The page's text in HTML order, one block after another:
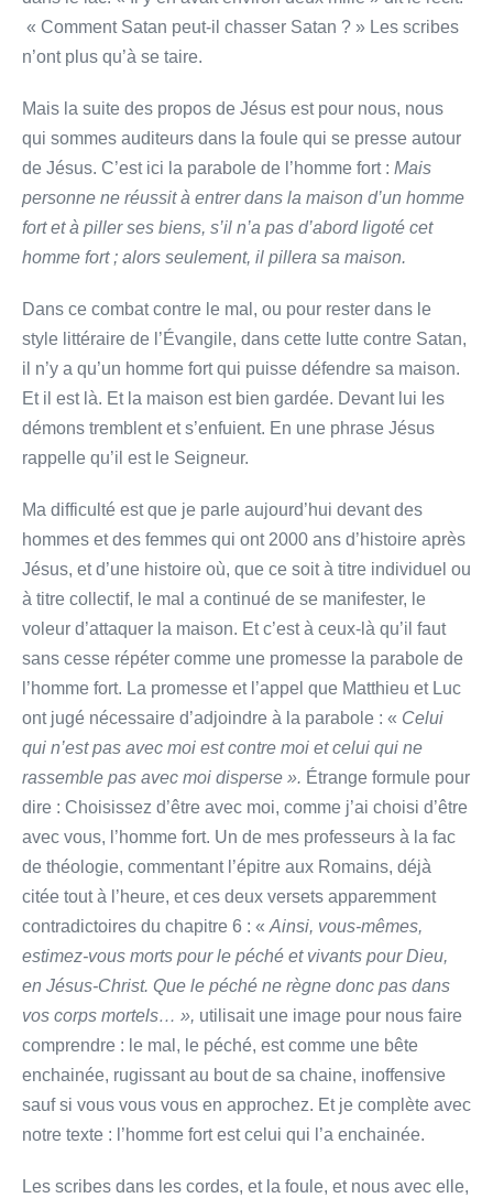
« Comment Satan peut-il chasser Satan ? » Les scribes
n’ont plus qu’à se taire.
Mais la suite des propos de Jésus est pour nous, nous
qui sommes auditeurs dans la foule qui se presse autour
de Jésus. C’est ici la parabole de l’homme fort : Mais
personne ne réussit à entrer dans la maison d’un homme
fort et à piller ses biens, s’il n’a pas d’abord ligoté cet
homme fort ; alors seulement, il pillera sa maison.
Dans ce combat contre le mal, ou pour rester dans le
style littéraire de l’Évangile, dans cette lutte contre Satan,
il n’y a qu’un homme fort qui puisse défendre sa maison.
Et il est là. Et la maison est bien gardée. Devant lui les
démons tremblent et s’enfuient. En une phrase Jésus
rappelle qu’il est le Seigneur.
Ma difficulté est que je parle aujourd’hui devant des
hommes et des femmes qui ont 2000 ans d’histoire après
Jésus, et d’une histoire où, que ce soit à titre individuel ou
à titre collectif, le mal a continué de se manifester, le
voleur d’attaquer la maison. Et c’est à ceux-là qu’il faut
sans cesse répéter comme une promesse la parabole de
l’homme fort. La promesse et l’appel que Matthieu et Luc
ont jugé nécessaire d’adjoindre à la parabole : « Celui
qui n’est pas avec moi est contre moi et celui qui ne
rassemble pas avec moi disperse ». Étrange formule pour
dire : Choisissez d’être avec moi, comme j’ai choisi d’être
avec vous, l’homme fort. Un de mes professeurs à la fac
de théologie, commentant l’épitre aux Romains, déjà
citée tout à l’heure, et ces deux versets apparemment
contradictoires du chapitre 6 : « Ainsi, vous-mêmes,
estimez-vous morts pour le péché et vivants pour Dieu,
en Jésus-Christ. Que le péché ne règne donc pas dans
vos corps mortels… », utilisait une image pour nous faire
comprendre : le mal, le péché, est comme une bête
enchainée, rugissant au bout de sa chaine, inoffensive
sauf si vous vous vous en approchez. Et je complète avec
notre texte : l’homme fort est celui qui l’a enchainée.
Les scribes dans les cordes, et la foule, et nous avec elle,